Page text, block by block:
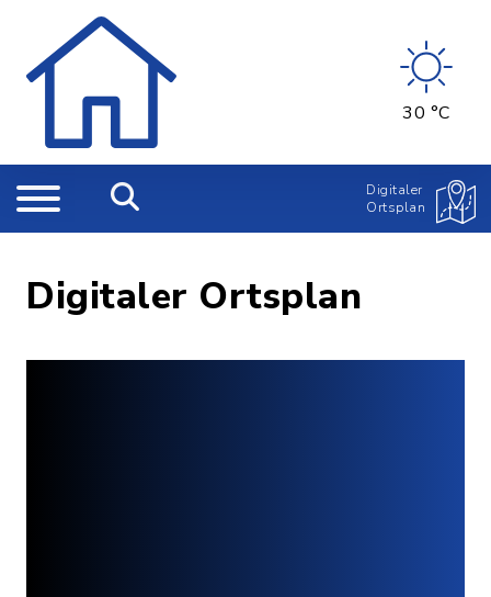
30 °C
Digitaler
Ortsplan
Digitaler Ortsplan